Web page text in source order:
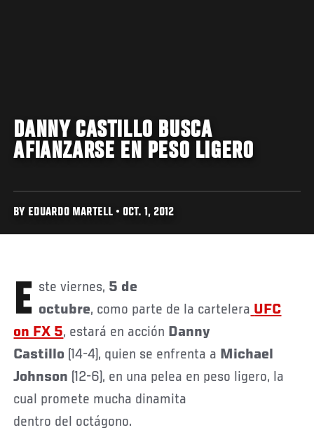
DANNY CASTILLO BUSCA
AFIANZARSE EN PESO LIGERO
BY EDUARDO MARTELL • OCT. 1, 2012
Este viernes, 5 de
octubre, como parte de la cartelera UFC
on FX 5, estará en acción Danny
Castillo (14-4), quien se enfrenta a Michael
Johnson (12-6), en una pelea en peso ligero, la
cual promete mucha dinamita
dentro del octágono.